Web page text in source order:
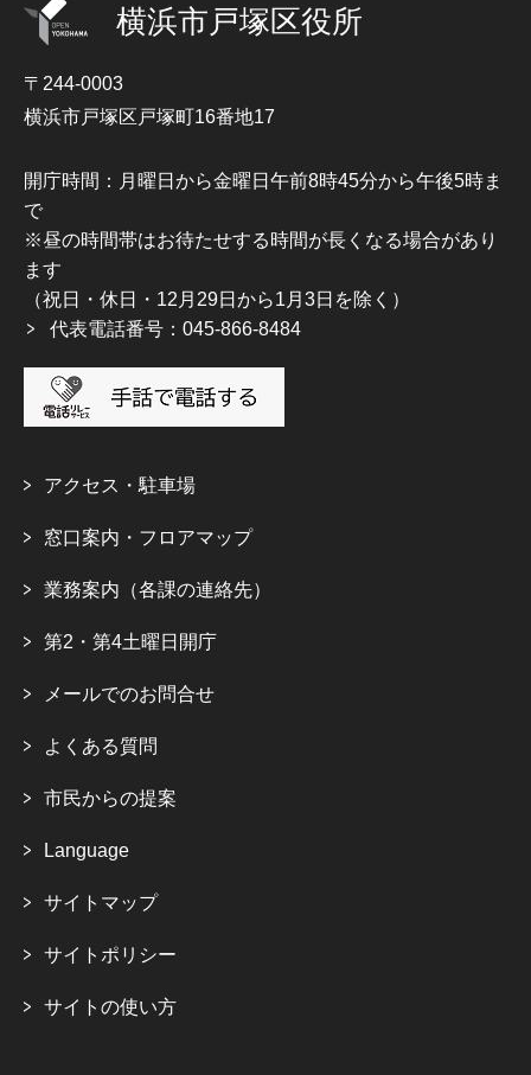
横浜市戸塚区役所
〒244-0003
横浜市戸塚区戸塚町16番地17
開庁時間：月曜日から金曜日午前8時45分から午後5時ま
で
※昼の時間帯はお待たせする時間が長くなる場合があり
ます
（祝日・休日・12月29日から1月3日を除く）
代表電話番号：045-866-8484
アクセス・駐車場
窓口案内・フロアマップ
業務案内（各課の連絡先）
第2・第4土曜日開庁
メールでのお問合せ
よくある質問
市民からの提案
Language
サイトマップ
サイトポリシー
サイトの使い方